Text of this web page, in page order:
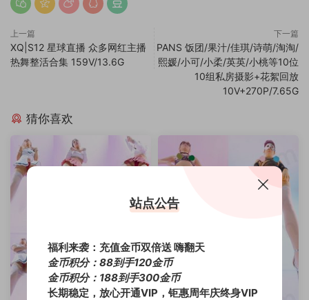
上一篇
XQ|S12 星球直播 众多网红主播
热舞整活合集 159V/13.6G
下一篇
PANS 饭团/果汁/佳琪/诗萌/淘淘/
熙媛/小可/小柔/英英/小桃等10位
10组私房摄影+花絮回放
10V+270P/7.65G
猜你喜欢
站点公告
福利来袭：充值金币双倍送 嗨翻天
金币积分：88到手120金币
金币积分：188到手300金币
长期稳定，放心开通VIP，钜惠周年庆终身VIP